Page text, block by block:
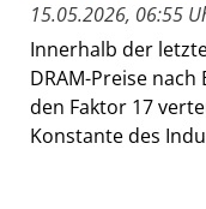
15.05.2026, 06:55
Innerhalb der
DRAM-Preise
den Faktor 17
Konstante des